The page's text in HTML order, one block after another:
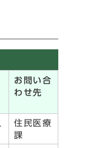
お問い合
わせ先
住民医療
課